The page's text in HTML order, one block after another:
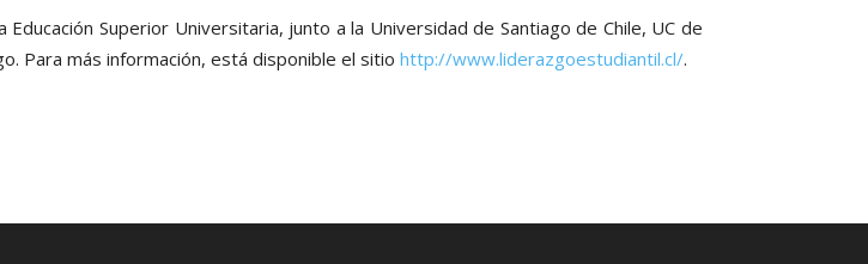
Superior Universitaria, junto a la Universidad de Santiago de Chile, UC de
Para más información, está disponible el sitio http://www.liderazgoestudiantil.cl/.